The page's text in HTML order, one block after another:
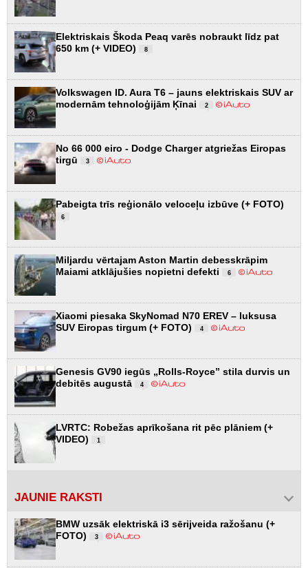
Elektriskais Škoda Peaq varēs nobraukt līdz pat
650 km (+ VIDEO)
8
Volkswagen ID. Aura T6 – jauns elektriskais SUV ar
modernām tehnoloģijām Ķīnai
2
No 66 000 eiro - Dodge Charger atgriežas Eiropas
tirgū
3
Pabeigta trīs reģionālo veloceļu izbūve (+ FOTO)
6
Miljardu vērtajam Aston Martin debesskrāpim
Maiami atklājušies nopietni defekti
6
Xiaomi piesaka SkyNomad N70 EREV – luksusa
SUV Eiropas tirgum (+ FOTO)
4
Genesis GV90 iegūs „Rolls-Royce” stila durvis un
debitēs augustā
4
LVRTC: Robežas aprīkošana rit pēc plāniem (+
VIDEO)
1
JAUNIE RAKSTI
BMW uzsāk elektriskā i3 sērijveida ražošanu (+
FOTO)
3